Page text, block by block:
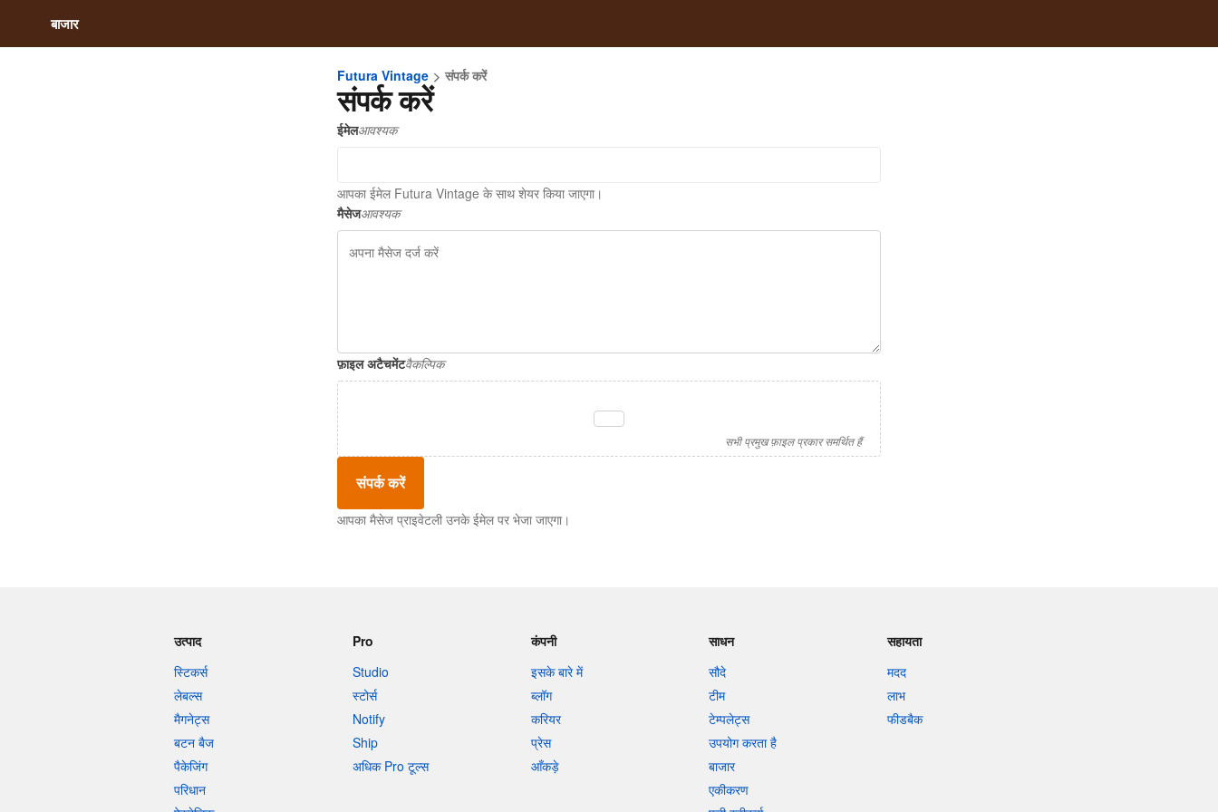
बाजार
Futura Vintage संपर्क करें
संपर्क करें
ईमेलआवश्यक
आपका ईमेल Futura Vintage के साथ शेयर किया जाएगा।
मैसेजआवश्यक
फ़ाइल अटैचमेंटवैकल्पिक
सभी प्रमुख फ़ाइल प्रकार समर्थित हैं
संपर्क करें
आपका मैसेज प्राइवेटली उनके ईमेल पर भेजा जाएगा।
उत्पाद
स्टिकर्स
लेबल्स
मैगनेट्स
बटन बैज
पैकेजिंग
परिधान
Pro
Studio
स्टोर्स
Notify
Ship
अधिक Pro टूल्स
कंपनी
इसके बारे में
ब्लॉग
करियर
प्रेस
आँकड़े
साधन
सौदे
टीम
टेम्पलेट्स
उपयोग करता है
बाजार
एकीकरण
सहायता
मदद
लाभ
फीडबैक